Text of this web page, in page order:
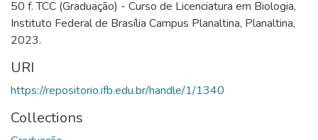
50 f. TCC (Graduação) - Curso de Licenciatura em Biologia,
Instituto Federal de Brasília Campus Planaltina, Planaltina,
2023.
URI
https://repositorio.ifb.edu.br/handle/1/1340
Collections